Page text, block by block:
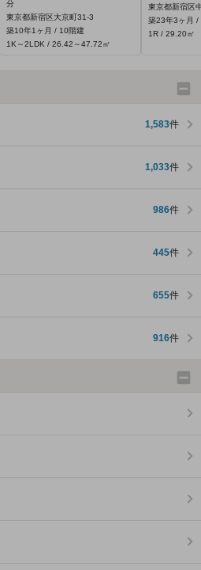
分
東京都新宿区大京町31‐3
築10年1ヶ月 / 10階建
1K～2LDK / 26.42～47.72㎡
東京都新宿区
築23年3ヶ月 /
1R / 29.20㎡
1,583件
1,033件
986件
445件
655件
916件